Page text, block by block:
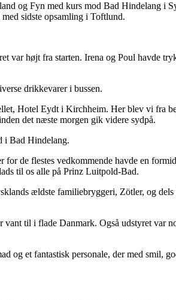
og Fyn med kurs mod Bad Hindelang i
sidste opsamling i Toftlund.
var højt fra starten. Irena og Poul havde
drikkevarer i bussen.
Hotel Eydt i Kirchheim. Her blev vi fra
det næste morgen gik videre sydpå.
i Bad Hindelang.
for de flestes vedkommende havde en
til os alle på Prinz Luitpold-Bad.
ældste familiebryggeri, Zötler, og
til i flade Danmark. Også udstyret var
og et fantastisk personale, der med smil,